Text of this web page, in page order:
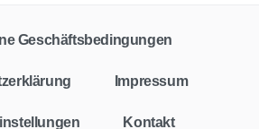
Geschäftsbedingungen
Impressum
Kontakt